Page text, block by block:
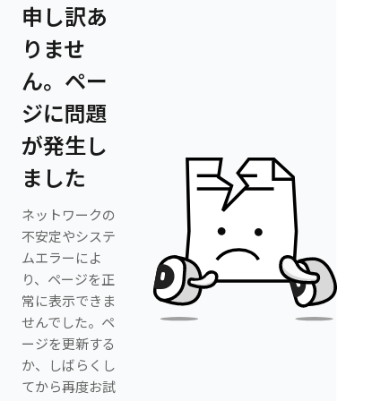
申し訳あ
りませ
ん。ペー
ジに問題
が発生し
ました
ネットワークの
不安定やシステ
ムエラーによ
り、ページを正
常に表示できま
せんでした。ペ
ージを更新する
か、しばらくし
てから再度お試